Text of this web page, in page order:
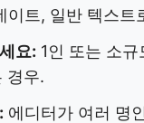
이트, 일반 텍스트
요: 1인 또는 소
경우.
에디터가 여러 명